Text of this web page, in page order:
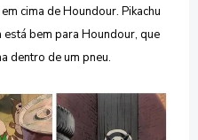
cima de Houndour. Pikachu
está bem para Houndour, que
dentro de um pneu.